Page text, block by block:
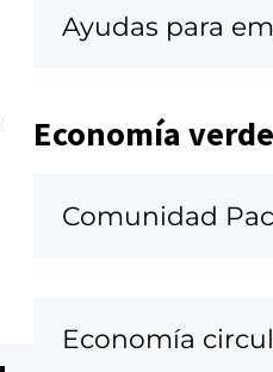
Ayudas para
Economía verde
Comunidad
Economía